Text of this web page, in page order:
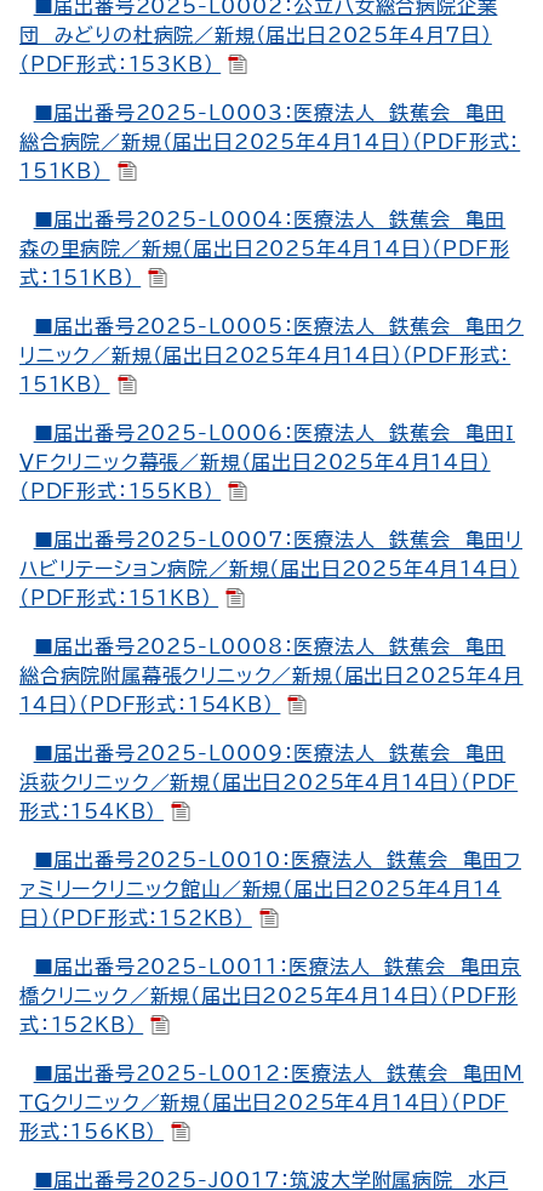
■届出番号2025-L0002：公立八女総合病院企業
団 みどりの杜病院／新規（届出日2025年4月7日）
（PDF形式：153KB）
■届出番号2025-L0003：医療法人 鉄蕉会 亀田
総合病院／新規（届出日2025年4月14日）（PDF形式：
151KB）
■届出番号2025-L0004：医療法人 鉄蕉会 亀田
森の里病院／新規（届出日2025年4月14日）（PDF形
式：151KB）
■届出番号2025-L0005：医療法人 鉄蕉会 亀田ク
リニック／新規（届出日2025年4月14日）（PDF形式：
151KB）
■届出番号2025-L0006：医療法人 鉄蕉会 亀田Ｉ
ＶＦクリニック幕張／新規（届出日2025年4月14日）
（PDF形式：155KB）
■届出番号2025-L0007：医療法人 鉄蕉会 亀田リ
ハビリテーション病院／新規（届出日2025年4月14日）
（PDF形式：151KB）
■届出番号2025-L0008：医療法人 鉄蕉会 亀田
総合病院附属幕張クリニック／新規（届出日2025年4月
14日）（PDF形式：154KB）
■届出番号2025-L0009：医療法人 鉄蕉会 亀田
浜荻クリニック／新規（届出日2025年4月14日）（PDF
形式：154KB）
■届出番号2025-L0010：医療法人 鉄蕉会 亀田フ
ァミリークリニック館山／新規（届出日2025年4月14
日）（PDF形式：152KB）
■届出番号2025-L0011：医療法人 鉄蕉会 亀田京
橋クリニック／新規（届出日2025年4月14日）（PDF形
式：152KB）
■届出番号2025-L0012：医療法人 鉄蕉会 亀田Ｍ
ＴＧクリニック／新規（届出日2025年4月14日）（PDF
形式：156KB）
■届出番号2025-J0017：筑波大学附属病院 水戸